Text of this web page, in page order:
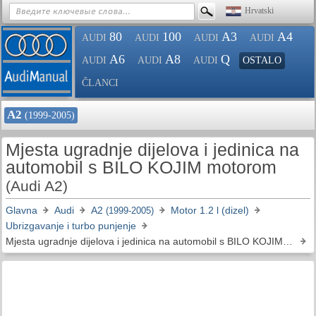
Hrvatski
AUDI 80 AUDI 100 AUDI A3 AUDI A4
AUDI A6 AUDI A8 AUDI Q OSTALO
ČLANCI
A2 (1999-2005)
Mjesta ugradnje dijelova i jedinica na
automobil s BILO KOJIM motorom
(Audi A2)
Glavna Audi A2 (1999-2005)
Motor 1.2 l (dizel)
Ubrizgavanje i turbo punjenje